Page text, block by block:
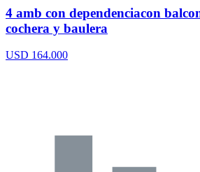
4 amb con dependenciacon
cochera y baulera
USD 164.000